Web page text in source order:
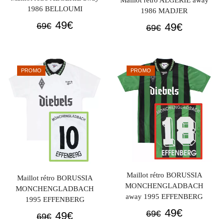
1986 BELLOUMI
69€ Le
était :
69€.
49€Le
1986 MADJER
69€ Le
était :
69€.
49€Le
est :
49€.
PROMO
Maillot rétro BORUSSIA
MONCHENGLADBACH
1995 EFFENBERG
69€ Le
49€Le
PROMO
Maillot rétro BORUSSIA
MONCHENGLADBACH
away 1995 EFFENBERG
69€ Le
49€Le